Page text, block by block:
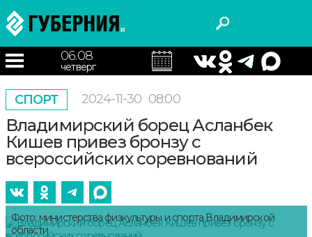
06.08
четверг
СПОРТ 2024-11-30 08:00
Владимирский борец Асланбек
Кишев привез бронзу с
всероссийских соревнований
Фото: министерства физкультуры и спорта Владимирской
области